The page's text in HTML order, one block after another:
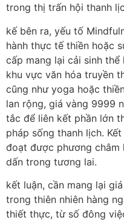
trong thị trấn hội thanh
kế bên ra, yếu tố
hành thực tế thiền hoặc
cấp mang lại cải sinh thể
khu vực văn hóa truyền
cũng như yoga hoặc
lan rộng, giá vàng 9999
tắc để liên kết phần lớn
pháp sống thanh lịch.
đoạt được phương châm
dấn trong tương lai.
kết luận, cần mang lại
trong thiên nhiên hàng
thiết thực, từ số đông